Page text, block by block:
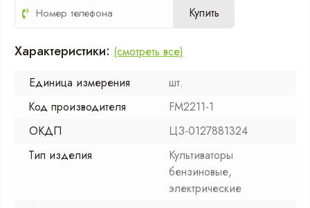
Купить
Характеристики: (смотреть все)
Единица измерения
шт.
Код производителя
FM2211-1
ОКДП
ЦЗ-0127881324
Тип изделия
Культиваторы
бензиновые,
электрические